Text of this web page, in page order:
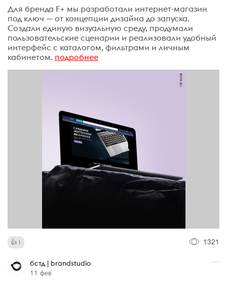
Для бренда F+ мы разработали интернет-магазин
под ключ — от концепции дизайна до запуска.
Создали единую визуальную среду, продумали
пользовательские сценарии и реализовали удобный
интерфейс с каталогом, фильтрами и личным
кабинетом. подробнее
1 1321
бстд | brandstudio
11 фев